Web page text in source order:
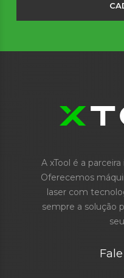
A xTool é a
Oferecemos
laser com
sempre a solução